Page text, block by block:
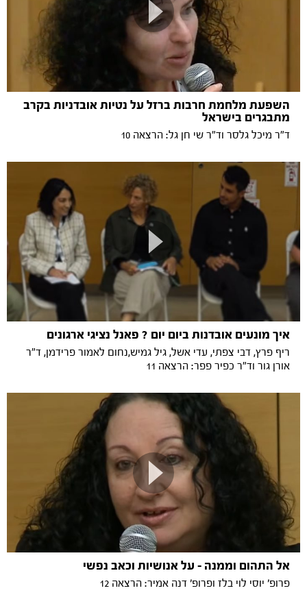
השפעת מלחמת חרבות ברזל על נטיות אובדניות בקרב
מתבגרים בישראל
ד"ר מיכל גלסר וד"ר שי חן גל: הרצאה 10
איך מונעים אובדנות ביום יום ? פאנל נציגי ארגונים
ריף פרץ, דבי צפתי, עדי אשל, גיל גמיש,נחום לאמור פרידמן, ד"ר
אורן גור וד"ר כפיר פפר: הרצאה 11
אל התהום וממנה - על אנושיות וכאב נפשי
פרופ׳ יוסי לוי בלז ופרופ׳ דנה אמיר: הרצאה 12